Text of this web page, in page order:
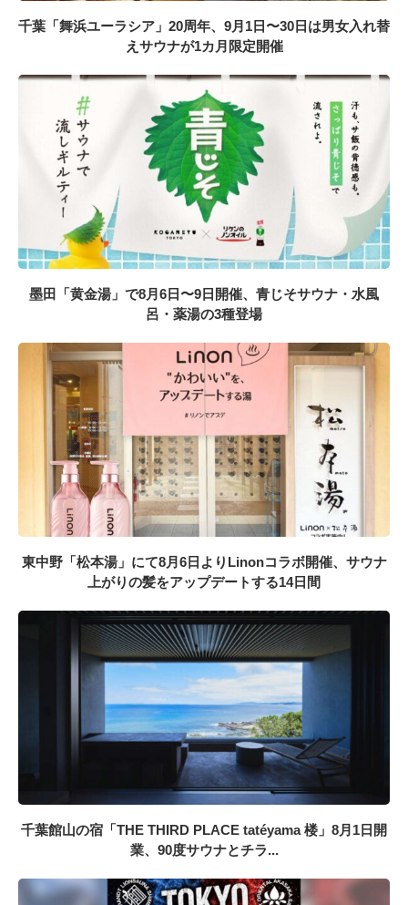
千葉「舞浜ユーラシア」20周年、9月1日〜30日は男女入れ替
えサウナが1カ月限定開催
墨田「黄金湯」で8月6日〜9日開催、青じそサウナ・水風
呂・薬湯の3種登場
東中野「松本湯」にて8月6日よりLinonコラボ開催、サウナ
上がりの髪をアップデートする14日間
千葉館山の宿「THE THIRD PLACE tatéyama 楼」8月1日開
業、90度サウナとチラ...